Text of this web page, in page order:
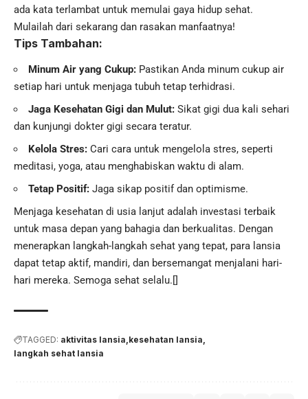
ada kata terlambat untuk memulai gaya hidup sehat.
Mulailah dari sekarang dan rasakan manfaatnya!
Tips Tambahan:
Minum Air yang Cukup: Pastikan Anda minum cukup air
setiap hari untuk menjaga tubuh tetap terhidrasi.
Jaga Kesehatan Gigi dan Mulut: Sikat gigi dua kali sehari
dan kunjungi dokter gigi secara teratur.
Kelola Stres: Cari cara untuk mengelola stres, seperti
meditasi, yoga, atau menghabiskan waktu di alam.
Tetap Positif: Jaga sikap positif dan optimisme.
Menjaga kesehatan di usia lanjut adalah investasi terbaik
untuk masa depan yang bahagia dan berkualitas. Dengan
menerapkan langkah-langkah sehat yang tepat, para lansia
dapat tetap aktif, mandiri, dan bersemangat menjalani hari-
hari mereka. Semoga sehat selalu.[]
TAGGED: aktivitas lansia kesehatan lansia
langkah sehat lansia